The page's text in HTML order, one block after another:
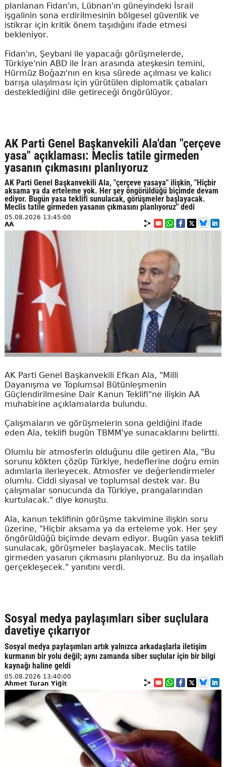
planlanan Fidan'ın, Lübnan'ın güneyindeki İsrail
işgalinin sona erdirilmesinin bölgesel güvenlik ve
istikrar için kritik önem taşıdığını ifade etmesi
bekleniyor.
Fidan'ın, Şeybani ile yapacağı görüşmelerde,
Türkiye'nin ABD ile İran arasında ateşkesin temini,
Hürmüz Boğazı'nın en kısa sürede açılması ve kalıcı
barışa ulaşılması için yürütülen diplomatik çabaları
desteklediğini dile getireceği öngörülüyor.
AK Parti Genel Başkanvekili Ala'dan "çerçeve
yasa" açıklaması: Meclis tatile girmeden
yasanın çıkmasını planlıyoruz
AK Parti Genel Başkanvekili Ala, "çerçeve yasaya" ilişkin, "Hiçbir
aksama ya da erteleme yok. Her şey öngörüldüğü biçimde devam
ediyor. Bugün yasa teklifi sunulacak, görüşmeler başlayacak.
Meclis tatile girmeden yasanın çıkmasını planlıyoruz" dedi
05.08.2026 13:45:00
AA
AK Parti Genel Başkanvekili Efkan Ala, "Milli
Dayanışma ve Toplumsal Bütünleşmenin
Güçlendirilmesine Dair Kanun Teklifi"ne ilişkin AA
muhabirine açıklamalarda bulundu.
Çalışmaların ve görüşmelerin sona geldiğini ifade
eden Ala, teklifi bugün TBMM'ye sunacaklarını belirtti.
Olumlu bir atmosferin olduğunu dile getiren Ala, "Bu
sorunu kökten çözüp Türkiye, hedeflerine doğru emin
adımlarla ilerleyecek. Atmosfer ve değerlendirmeler
olumlu. Ciddi siyasal ve toplumsal destek var. Bu
çalışmalar sonucunda da Türkiye, prangalarından
kurtulacak." diye konuştu.
Ala, kanun teklifinin görüşme takvimine ilişkin soru
üzerine, "Hiçbir aksama ya da erteleme yok. Her şey
öngörüldüğü biçimde devam ediyor. Bugün yasa teklifi
sunulacak, görüşmeler başlayacak. Meclis tatile
girmeden yasanın çıkmasını planlıyoruz. Bu da inşallah
gerçekleşecek." yanıtını verdi.
Sosyal medya paylaşımları siber suçlulara
davetiye çıkarıyor
Sosyal medya paylaşımları artık yalnızca arkadaşlarla iletişim
kurmanın bir yolu değil; aynı zamanda siber suçlular için bir bilgi
kaynağı haline geldi
05.08.2026 13:40:00
Ahmet Turan Yiğit